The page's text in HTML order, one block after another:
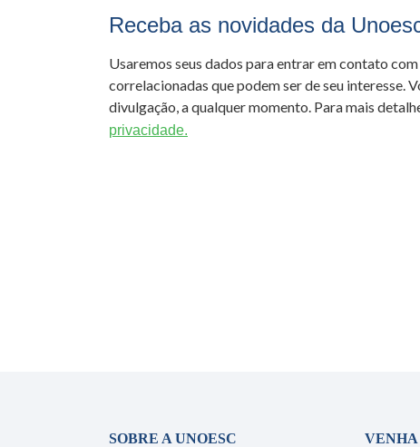
Receba as novidades da
Usaremos seus dados para entrar em contato
correlacionadas que podem ser de seu interesse.
divulgação, a qualquer momento. Para mais
privacidade.
SOBRE A UNOESC
VENHA